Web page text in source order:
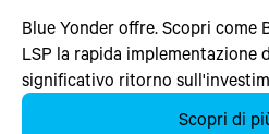
Blue Yonder offre. Scopri come
LSP la rapida implementazione
significativo ritorno
Scopri di